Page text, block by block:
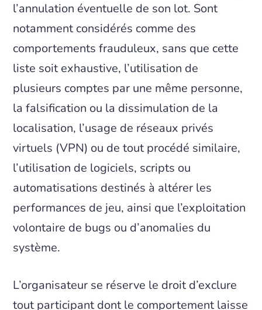
l’annulation éventuelle de son lot. Sont
notamment considérés comme des
comportements frauduleux, sans que cette
liste soit exhaustive, l’utilisation de
plusieurs comptes par une même personne,
la falsification ou la dissimulation de la
localisation, l’usage de réseaux privés
virtuels (VPN) ou de tout procédé similaire,
l’utilisation de logiciels, scripts ou
automatisations destinés à altérer les
performances de jeu, ainsi que l’exploitation
volontaire de bugs ou d’anomalies du
système.
L’organisateur se réserve le droit d’exclure
tout participant dont le comportement laisse